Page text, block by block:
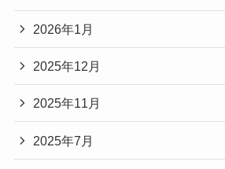
2026年1月
2025年12月
2025年11月
2025年7月